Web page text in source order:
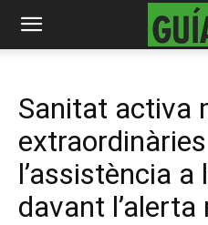
Sanitat activa
l’assistència a
davant